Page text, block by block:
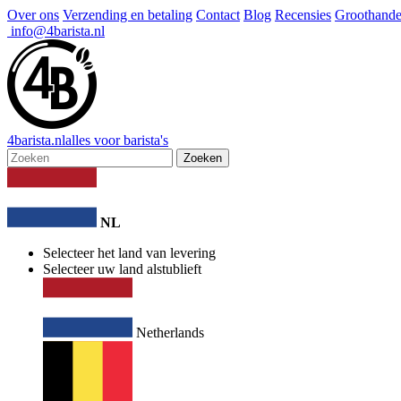
Over ons Verzending en betaling Contact Blog Recensies
info@4barista.nl
4barista.nlalles voor barista's
Zoeken
NL
Selecteer het land van levering
Selecteer uw land alstublieft
Netherlands